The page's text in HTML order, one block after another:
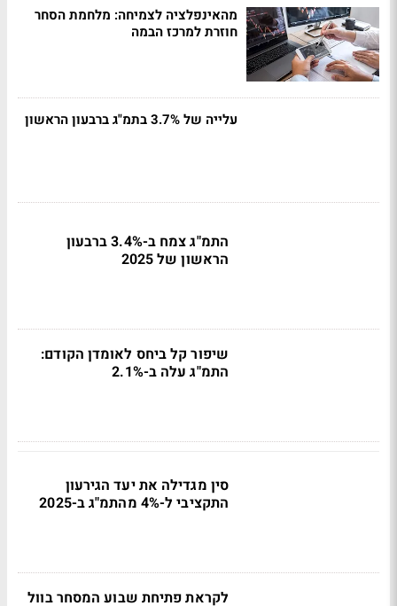
מהאינפלציה לצמיחה: מלחמת הסחר
חוזרת למרכז הבמה
עלייה של 3.7% בתמ"ג ברבעון הראשון
התמ"ג צמח ב-3.4% ברבעון
הראשון של 2025
שיפור קל ביחס לאומדן הקודם:
התמ"ג עלה ב-2.1%
סין מגדילה את יעד הגירעון
התקציבי ל-4% מהתמ"ג ב-2025
לקראת פתיחת שבוע המסחר בוול